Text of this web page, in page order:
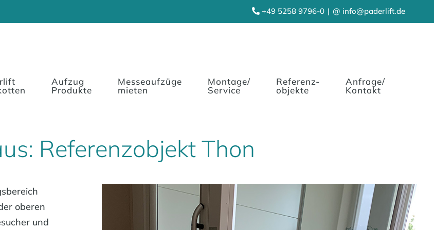
+49 5258 9796-0 | @ info@paderlift.de
Aufzug
Produkte
Messeaufzüge
mieten
Montage/
Service
Referenz-
objekte
Anfrage/
Kontakt
Referenzobjekt Thon
oberen
und